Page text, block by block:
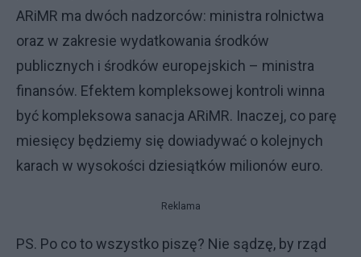
ARiMR ma dwóch nadzorców: ministra rolnictwa
oraz w zakresie wydatkowania środków
publicznych i środków europejskich – ministra
finansów. Efektem kompleksowej kontroli winna
być kompleksowa sanacja ARiMR. Inaczej, co parę
miesięcy będziemy się dowiadywać o kolejnych
karach w wysokości dziesiątków milionów euro.
Reklama
PS. Po co to wszystko piszę? Nie sądzę, by rząd